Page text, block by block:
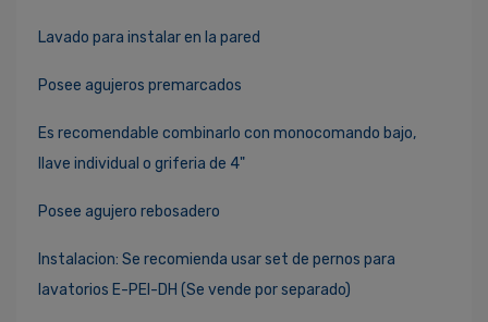
Lavado para instalar en la pared
Posee agujeros premarcados
Es recomendable combinarlo con monocomando bajo,
llave individual o griferia de 4"
Posee agujero rebosadero
Instalacion: Se recomienda usar set de pernos para
lavatorios E-PEI-DH (Se vende por separado)